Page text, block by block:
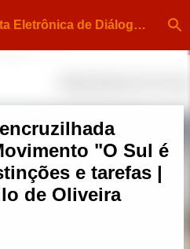
principal Geodiálogos: Revista Eletrônica de Diálogo e Divulgação em Geografia | ISSN 2448-413X
"O Sul é
e tarefas |
de Oliveira